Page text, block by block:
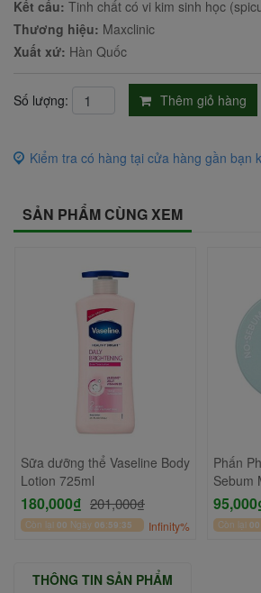
Kết cấu: Tinh chất có vi kim sinh học
Thương hiệu: Maxclinic
Xuất xứ: Hàn Quốc
Số lượng: Thêm giỏ hàng
Kiểm tra có hàng tại cửa hàng gần bạn
SẢN PHẨM CÙNG XEM
Sữa dưỡng thể Vaseline Body
Lotion 725ml
180,000₫ 201,000₫
Còn lại 00 Ngày 06:59:35 Infinity%
Phấn
Sebum
Còn lại 00
THÔNG TIN SẢN PHẨM